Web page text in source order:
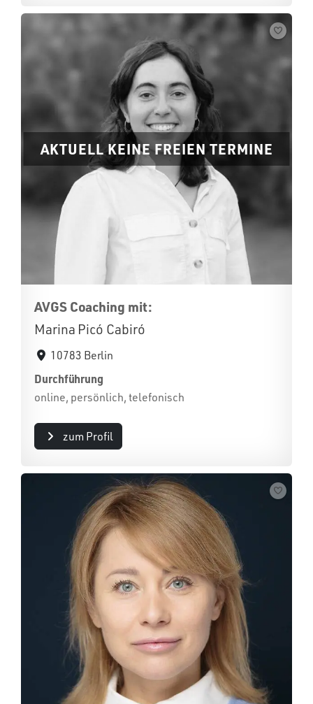
AKTUELL KEINE FREIEN TERMINE
AVGS Coaching mit:
Marina Picó Cabiró
10783 Berlin
Durchführung
online, persönlich, telefonisch
zum Profil